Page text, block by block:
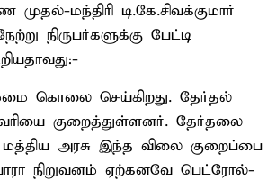
முதல்-மந்திரி டி.கே.சிவக்குமார்
நிருபர்களுக்கு பேட்டி
கொலை செய்கிறது. தேர்தல்
குறைத்துள்ளனர். தேர்தலை
அரசு இந்த விலை குறைப்பை
நிறுவனம் ஏற்கனவே பெட்ரோல்-